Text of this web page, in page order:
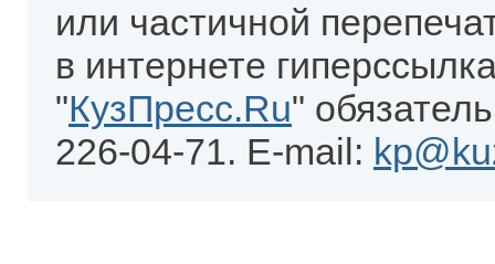
или частичной
в интернете
"КузПресс.Ru"
226-04-71. E-mail: